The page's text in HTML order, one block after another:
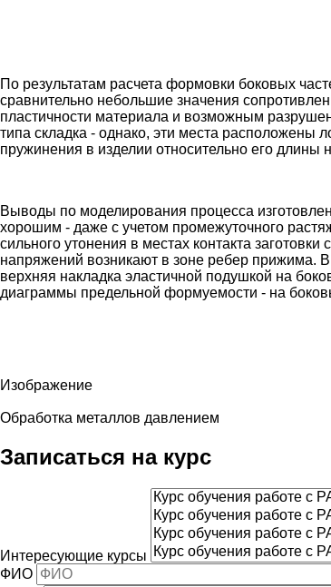
По результатам расчета формовки боковых
сравнительно небольшие значения
пластичности материала и возможным
типа складка - однако, эти места расположены
пружинения в изделии относительно его
Выводы по моделирования процесса
хорошим - даже с учетом промежуточного
сильного утонения в местах контакта
напряжений возникают в зоне ребер прижима.
верхняя накладка эластичной подушкой на
диаграммы предельной формуемости - на
Изображение
Решения
Обработка металлов давлением
Записаться на курс
Интересующие курсы
ФИО